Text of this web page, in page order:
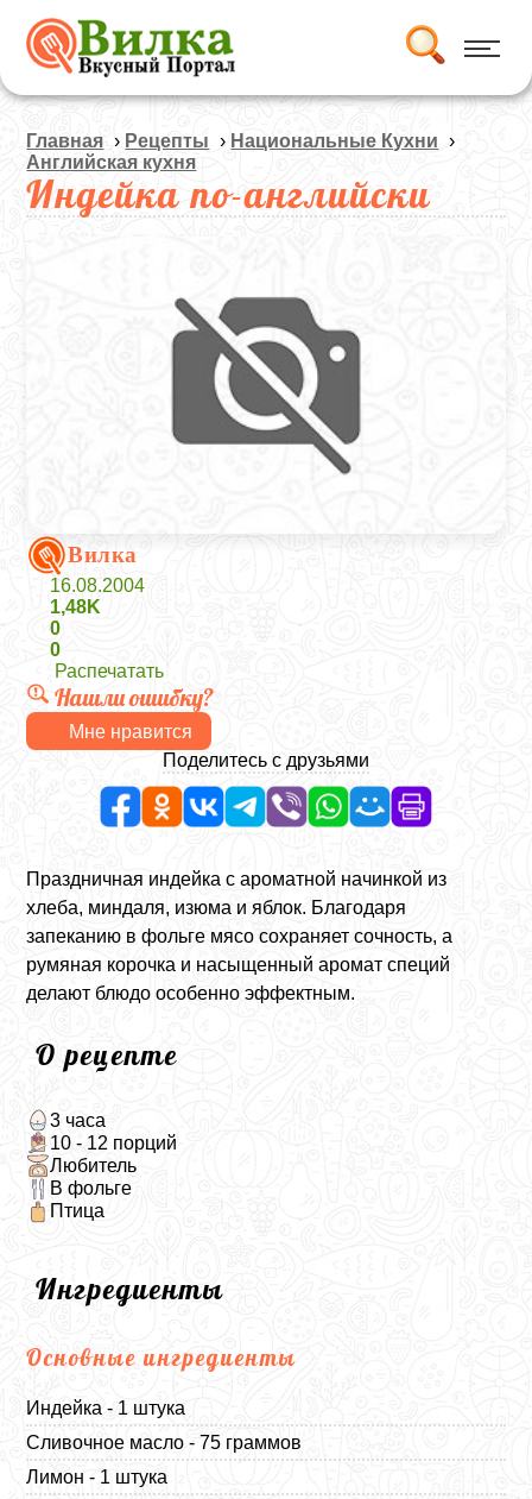
Главная › Рецепты › Национальные Кухни ›
Английская кухня
Индейка по-английски
Вилка
16.08.2004
1,48K
0
0
Распечатать
Нашли ошибку?
Мне нравится
Поделитесь с друзьями
Праздничная индейка с ароматной начинкой из
хлеба, миндаля, изюма и яблок. Благодаря
запеканию в фольге мясо сохраняет сочность, а
румяная корочка и насыщенный аромат специй
делают блюдо особенно эффектным.
О рецепте
3 часа
10 - 12 порций
Любитель
В фольге
Птица
Ингредиенты
Основные ингредиенты
Индейка - 1 штука
Сливочное масло - 75 граммов
Лимон - 1 штука